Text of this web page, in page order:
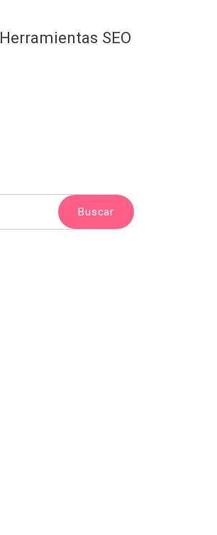
Herramientas SEO